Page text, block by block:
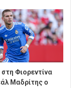
Φιορεντίνα
Μαδρίτης ο